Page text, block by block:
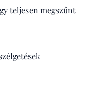
teljesen megszűnt